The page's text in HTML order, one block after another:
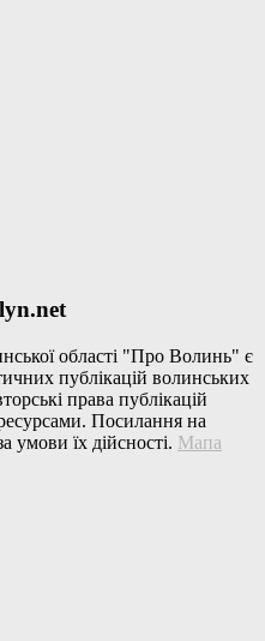
області "Про Волинь" є
публікацій волинських
права публікацій
Посилання на
умови їх дійсності. Мапа